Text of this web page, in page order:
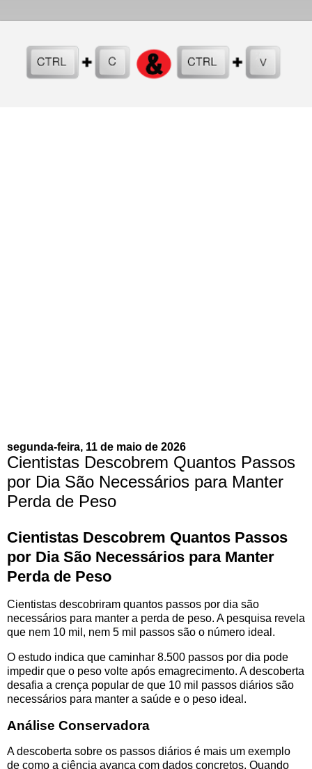
segunda-feira, 11 de maio de 2026
Cientistas Descobrem Quantos Passos
por Dia São Necessários para Manter
Perda de Peso
Cientistas Descobrem Quantos Passos
por Dia São Necessários para Manter
Perda de Peso
Cientistas descobriram quantos passos por dia são
necessários para manter a perda de peso. A pesquisa revela
que nem 10 mil, nem 5 mil passos são o número ideal.
O estudo indica que caminhar 8.500 passos por dia pode
impedir que o peso volte após emagrecimento. A descoberta
desafia a crença popular de que 10 mil passos diários são
necessários para manter a saúde e o peso ideal.
Análise Conservadora
A descoberta sobre os passos diários é mais um exemplo
de como a ciência avança com dados concretos. Quando